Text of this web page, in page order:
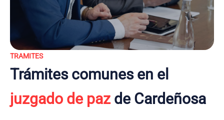
TRAMITES
Trámites comunes en el
juzgado de pazde Cardeñosa